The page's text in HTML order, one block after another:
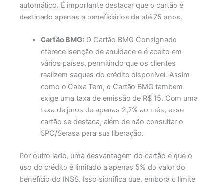
automático. É importante destacar que o cartão é
destinado apenas a beneficiários de até 75 anos.
Cartão BMG: O Cartão BMG Consignado
oferece isenção de anuidade e é aceito em
vários países, permitindo que os clientes
realizem saques do crédito disponível. Assim
como o Caixa Tem, o Cartão BMG também
exige uma taxa de emissão de R$ 15. Com uma
taxa de juros de apenas 2,7% ao mês, esse
cartão se destaca, além de não consultar o
SPC/Serasa para sua liberação.
Por outro lado, uma desvantagem do cartão é que o
uso do crédito é limitado a apenas 5% do valor do
benefício do INSS. Isso significa que, embora o limite